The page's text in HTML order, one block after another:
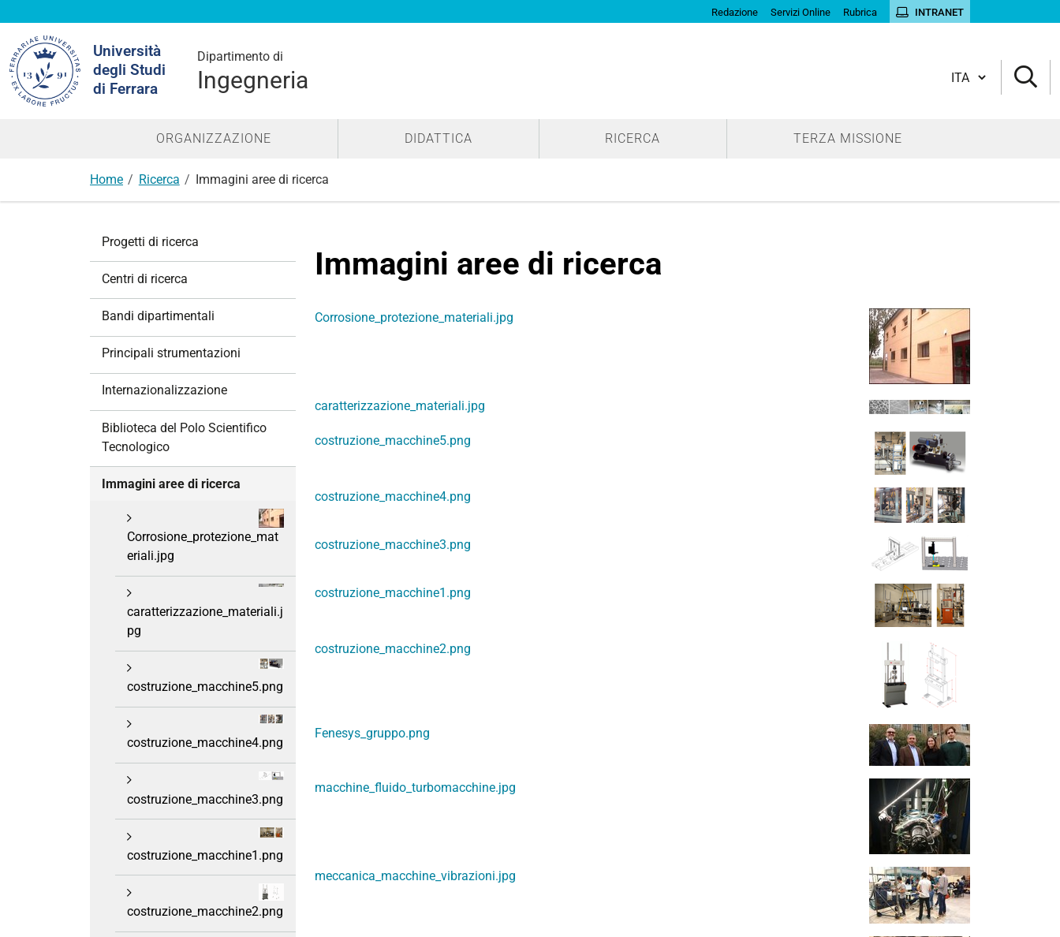
Redazione Servizi Online Rubrica INTRANET
Università
degli Studi
di Ferrara
Dipartimento di
Ingegneria
nel
sito
Cambia lingua
ORGANIZZAZIONE DIDATTICA RICERCA TERZA MISSIONE
Home Ricerca Immagini aree di ricerca
Immagini aree di ricerca
Corrosione_protezione_materiali.jpg
caratterizzazione_materiali.jpg
costruzione_macchine5.png
costruzione_macchine4.png
costruzione_macchine3.png
costruzione_macchine1.png
costruzione_macchine2.png
Fenesys_gruppo.png
macchine_fluido_turbomacchine.jpg
meccanica_macchine_vibrazioni.jpg
Progetti di ricerca
Centri di ricerca
Bandi dipartimentali
Principali strumentazioni
Internazionalizzazione
Biblioteca del Polo Scientifico
Tecnologico
Immagini aree di ricerca
Corrosione_protezione_mat
eriali.jpg
caratterizzazione_materiali.j
pg
costruzione_macchine5.png
costruzione_macchine4.png
costruzione_macchine3.png
costruzione_macchine1.png
costruzione_macchine2.png